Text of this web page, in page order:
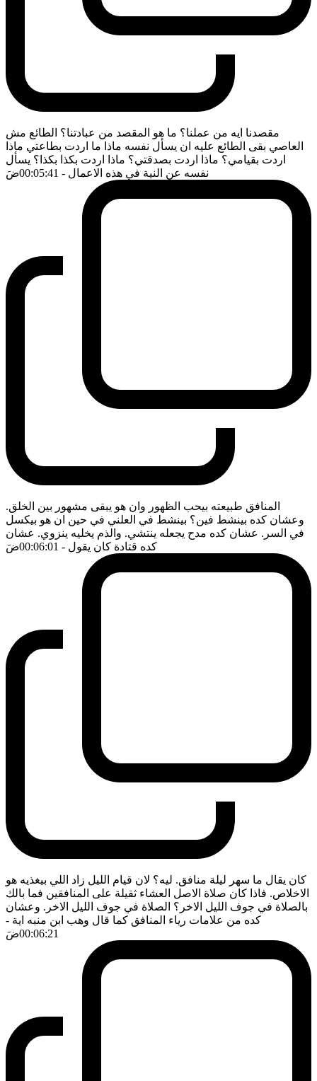
مقصدنا ايه من عملنا؟ ما هو المقصد من عبادتنا؟ الطائع مش
العاصي بقى الطائع عليه ان يسأل نفسه ماذا ما اردت بطاعتي ماذا
اردت بقيامي؟ ماذا اردت بصدقتي؟ ماذا اردت بكذا بكذا؟ يسأل
نفسه عن النية في هذه الاعمال - 00:05:41 ضَ
المنافق طبيعته بيحب الظهور وان هو يبقى مشهور بين الخلق.
وعشان كده بينشط فين؟ بينشط في العلني في حين ان هو بيكسل
في السر. عشان كده مدح يجعله ينتشي. والذم يخليه ينزوي. عشان
كده قتادة كان يقول - 00:06:01 ضَ
كان يقال ما سهر ليلة منافق. ليه؟ لان قيام الليل زاد اللي بيغذيه هو
الاخلاص. فاذا كان صلاة الاصل العشاء ثقيلة على المنافقين فما بالك
بالصلاة في جوف الليل الاخر؟ الصلاة في جوف الليل الاخر. وعشان
كده من علامات رياء المنافق كما قال وهب ابن منبه اية -
00:06:21ضَ